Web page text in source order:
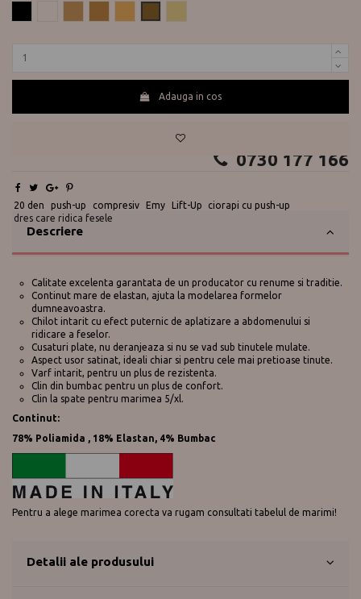
Adauga in cos
20 den push-up compresiv Emy Lift-Up
ciorapi cu push-up
dres care ridica fesele
0730 177 166
Descriere
Calitate excelenta garantata de un producator cu renume si traditie.
Continut mare de elastan, ajuta la modelarea formelor
dumneavoastra.
Chilot intarit cu efect puternic de aplatizare a abdomenului si
ridicare a feselor.
Cusaturi plate, nu deranjeaza si nu se vad sub tinutele mulate.
Aspect usor satinat, ideali chiar si pentru cele mai pretioase tinute.
Varf intarit, pentru un plus de rezistenta.
Clin din bumbac pentru un plus de confort.
Clin la spate pentru marimea 5/xl.
Continut:
78% Poliamida , 18% Elastan, 4% Bumbac
Pentru a alege marimea corecta va rugam consultati tabelul de marimi!
Detalii ale produsului